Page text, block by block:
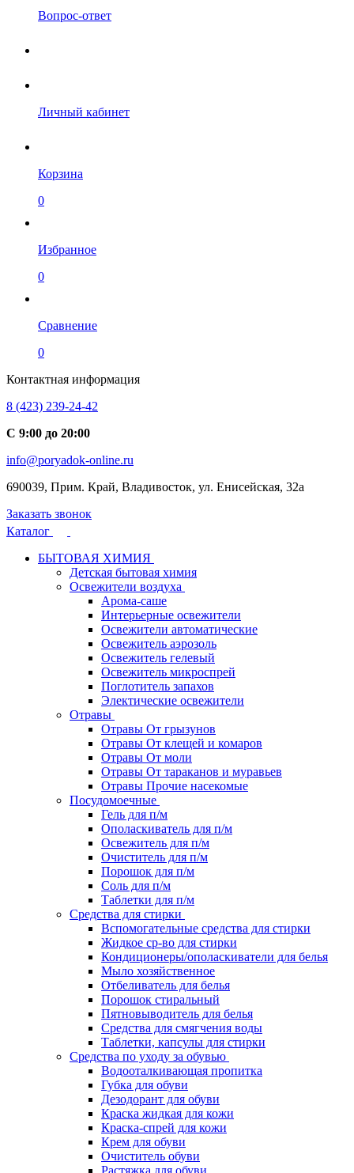
Вопрос-ответ
Личный кабинет
Корзина
0
Избранное
0
Сравнение
0
Контактная информация
8 (423) 239-24-42
С 9:00 до 20:00
info@poryadok-online.ru
690039, Прим. Край, Владивосток, ул. Енисейская, 32а
Заказать звонок
Каталог
БЫТОВАЯ ХИМИЯ
Детская бытовая химия
Освежители воздуха
Арома-саше
Интерьерные освежители
Освежители автоматические
Освежитель аэрозоль
Освежитель гелевый
Освежитель микроспрей
Поглотитель запахов
Электические освежители
Отравы
Отравы От грызунов
Отравы От клещей и комаров
Отравы От моли
Отравы От тараканов и муравьев
Отравы Прочие насекомые
Посудомоечные
Гель для п/м
Ополаскиватель для п/м
Освежитель для п/м
Очиститель для п/м
Порошок для п/м
Соль для п/м
Таблетки для п/м
Средства для стирки
Вспомогательные средства для стирки
Жидкое ср-во для стирки
Кондиционеры/ополаскиватели для белья
Мыло хозяйственное
Отбеливатель для белья
Порошок стиральный
Пятновыводитель для белья
Средства для смягчения воды
Таблетки, капсулы для стирки
Средства по уходу за обувью
Водооталкивающая пропитка
Губка для обуви
Дезодорант для обуви
Краска жидкая для кожи
Краска-спрей для кожи
Крем для обуви
Очиститель обуви
Растяжка для обуви